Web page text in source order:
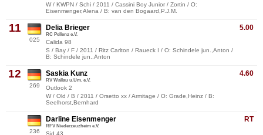
W / KWPN / Schi / 2011 / Cassini Boy Junior / Zortin / O:
Eisenmenger,Alena / B: van den Bogaard,P.J.M.
11
025
5.00
Delia Brieger
RC Pellenz e.V.
Calida 98
S / Bay / F / 2011 / Ritz Carlton / Raueck I / O: Schindele jun.,Anton /
B: Schindele jun.,Anton
12
269
4.60
Saskia Kunz
RV Wallau u.Um. e.V.
Outlook 2
W / Old / B / 2011 / Orsetto xx / Armitage / O: Grade,Heinz / B:
Seelhorst,Bernhard
236
RT
Darline Eisenmenger
RFV Niederzeuzheim e.V.
Sid 43